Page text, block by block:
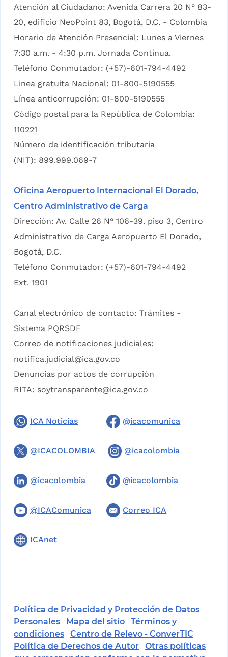
Atención al Ciudadano: Avenida Carrera 20 N° 83-
20, edificio NeoPoint 83, Bogotá, D.C. - Colombia
Horario de Atención Presencial: Lunes a Viernes
7:30 a.m. - 4:30 p.m. Jornada Continua.
Teléfono Conmutador: (+57)-601-794-4492
Linea gratuita Nacional: 01-800-5190555
Línea anticorrupción: 01-800-5190555
Código postal para la República de Colombia:
110221
Número de identificación tributaria
(NIT): 899.999.069-7
Oficina Aeropuerto Internacional El Dorado,
Centro Administrativo de Carga
Dirección: Av. Calle 26 N° 106-39. piso 3, Centro
Administrativo de Carga Aeropuerto El Dorado,
Bogotá, D.C.
Teléfono Conmutador: (+57)-601-794-4492
Ext. 1901
Canal electrónico de contacto: Trámites -
Sistema PQRSDF
Correo de notificaciones judiciales:
notifica.judicial@ica.gov.co
Denuncias por actos de corrupción
RITA: soytransparente@ica.gov.co
ICA Noticias @icacomunica
@ICACOLOMBIA @icacolombia
@icacolombia @icacolombia
@ICAComunica Correo ICA
ICAnet
Política de Privacidad y Protección de Datos
Personales
Mapa del sitio
Términos y
condiciones
Centro de Relevo - ConverTIC
Política de Derechos de Autor
Otras políticas